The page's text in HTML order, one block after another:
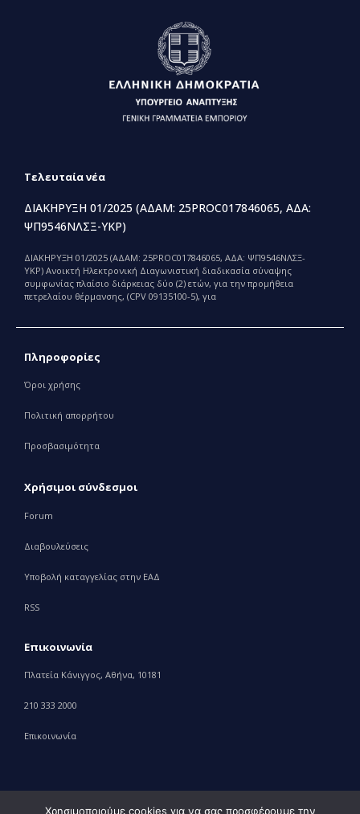
Τελευταία νέα
ΔΙΑΚΗΡΥΞΗ 01/2025 (ΑΔΑΜ: 25PROC017846065, ΑΔΑ:
ΨΠ9546ΝΛΣΞ-ΥΚΡ)
ΔΙΑΚΗΡΥΞΗ 01/2025 (ΑΔΑΜ: 25PROC017846065, ΑΔΑ: ΨΠ9546ΝΛΣΞ-
ΥΚΡ) Ανοικτή Ηλεκτρονική Διαγωνιστική διαδικασία σύναψης
συμφωνίας πλαίσιο διάρκειας δύο (2) ετών, για την προμήθεια
πετρελαίου θέρμανσης, (CPV 09135100-5), για
Πληροφορίες
Όροι χρήσης
Πολιτική απορρήτου
Προσβασιμότητα
Χρήσιμοι σύνδεσμοι
Forum
Διαβουλεύσεις
Υποβολή καταγγελίας στην ΕΑΔ
RSS
Επικοινωνία
Πλατεία Κάνιγγος, Αθήνα, 10181
210 333 2000
Επικοινωνία
Χρησιμοποιούμε cookies για να σας προσφέρουμε την